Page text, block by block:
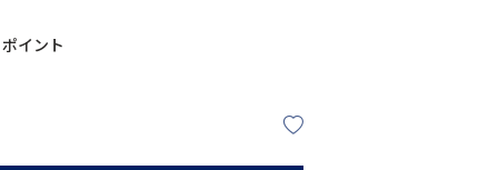
ポイント